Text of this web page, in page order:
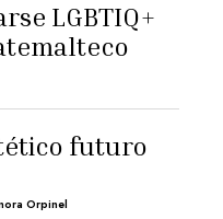
LGBTIQ+
futuro
Orpinel